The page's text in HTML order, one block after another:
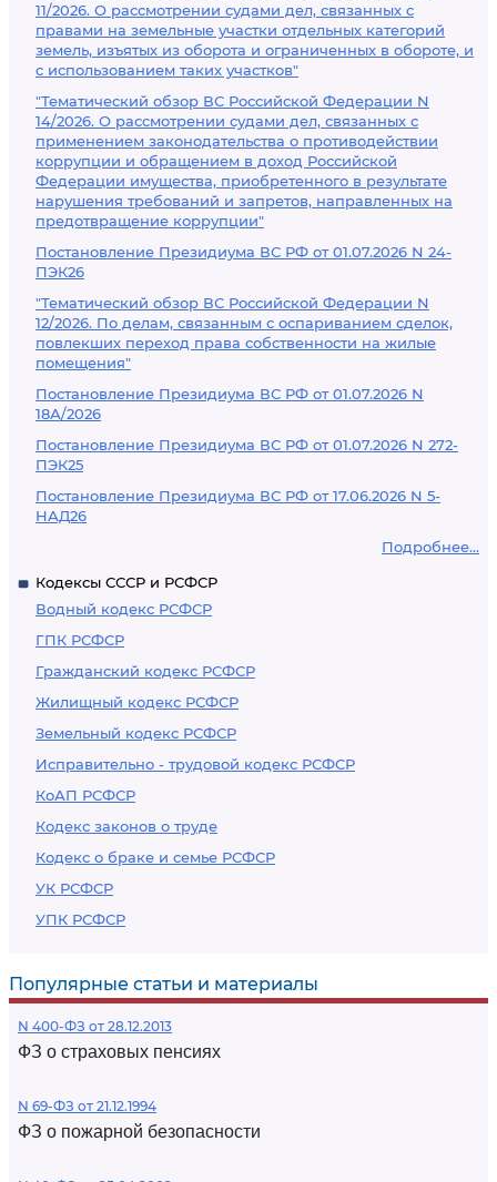
11/2026. О рассмотрении судами дел, связанных с
правами на земельные участки отдельных категорий
земель, изъятых из оборота и ограниченных в обороте, и
с использованием таких участков"
"Тематический обзор ВС Российской Федерации N
14/2026. О рассмотрении судами дел, связанных с
применением законодательства о противодействии
коррупции и обращением в доход Российской
Федерации имущества, приобретенного в результате
нарушения требований и запретов, направленных на
предотвращение коррупции"
Постановление Президиума ВС РФ от 01.07.2026 N 24-
ПЭК26
"Тематический обзор ВС Российской Федерации N
12/2026. По делам, связанным с оспариванием сделок,
повлекших переход права собственности на жилые
помещения"
Постановление Президиума ВС РФ от 01.07.2026 N
18А/2026
Постановление Президиума ВС РФ от 01.07.2026 N 272-
ПЭК25
Постановление Президиума ВС РФ от 17.06.2026 N 5-
НАД26
Подробнее...
Кодексы СССР и РСФСР
Водный кодекс РСФСР
ГПК РСФСР
Гражданский кодекс РСФСР
Жилищный кодекс РСФСР
Земельный кодекс РСФСР
Исправительно - трудовой кодекс РСФСР
КоАП РСФСР
Кодекс законов о труде
Кодекс о браке и семье РСФСР
УК РСФСР
УПК РСФСР
Популярные статьи и материалы
N 400-ФЗ от 28.12.2013
ФЗ о страховых пенсиях
N 69-ФЗ от 21.12.1994
ФЗ о пожарной безопасности